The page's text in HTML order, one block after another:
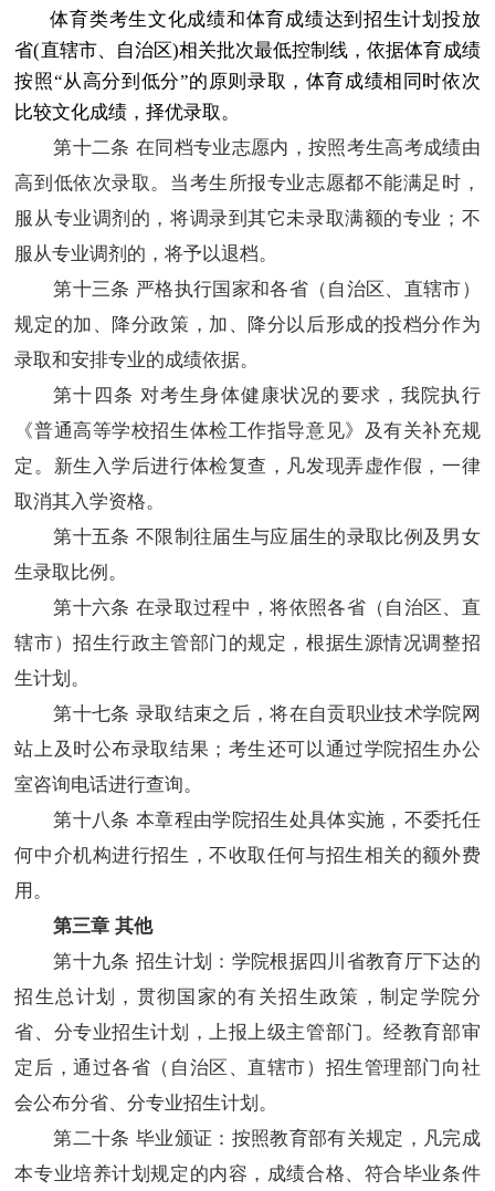
体育类考生文化成绩和体育成绩达到招生计划投放
省(直辖市、自治区)相关批次最低控制线，依据体育成绩
按照“从高分到低分”的原则录取，体育成绩相同时依次
比较文化成绩，择优录取。
第十二条 在同档专业志愿内，按照考生高考成绩由
高到低依次录取。当考生所报专业志愿都不能满足时，
服从专业调剂的，将调录到其它未录取满额的专业；不
服从专业调剂的，将予以退档。
第十三条 严格执行国家和各省（自治区、直辖市）
规定的加、降分政策，加、降分以后形成的投档分作为
录取和安排专业的成绩依据。
第十四条 对考生身体健康状况的要求，我院执行
《普通高等学校招生体检工作指导意见》及有关补充规
定。新生入学后进行体检复查，凡发现弄虚作假，一律
取消其入学资格。
第十五条 不限制往届生与应届生的录取比例及男女
生录取比例。
第十六条 在录取过程中，将依照各省（自治区、直
辖市）招生行政主管部门的规定，根据生源情况调整招
生计划。
第十七条 录取结束之后，将在自贡职业技术学院网
站上及时公布录取结果；考生还可以通过学院招生办公
室咨询电话进行查询。
第十八条 本章程由学院招生处具体实施，不委托任
何中介机构进行招生，不收取任何与招生相关的额外费
用。
第三章 其他
第十九条 招生计划：学院根据四川省教育厅下达的
招生总计划，贯彻国家的有关招生政策，制定学院分
省、分专业招生计划，上报上级主管部门。经教育部审
定后，通过各省（自治区、直辖市）招生管理部门向社
会公布分省、分专业招生计划。
第二十条 毕业颁证：按照教育部有关规定，凡完成
本专业培养计划规定的内容，成绩合格、符合毕业条件